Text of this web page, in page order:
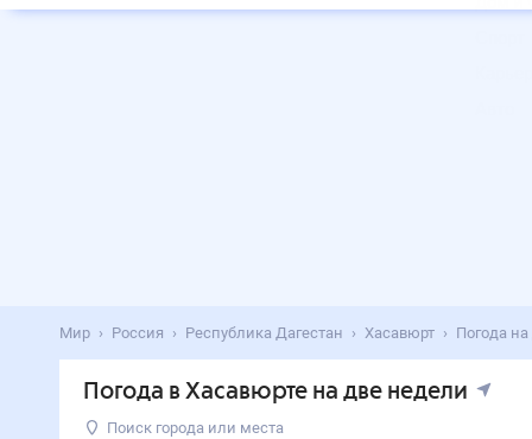
Мир Россия Республика Дагестан Хасавюрт Погода
Погода в Хасавюрте на две недели
Поиск города или места